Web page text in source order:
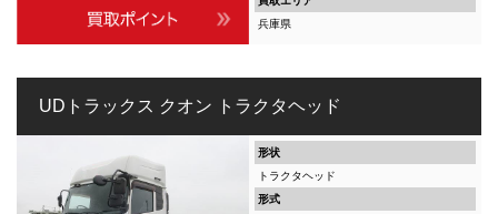
兵庫県
UDトラックス クオン トラクタヘッド
形状
トラクタヘッド
形式